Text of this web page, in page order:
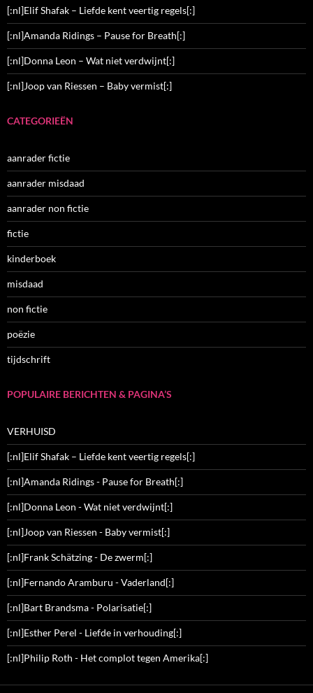
[:nl]Elif Shafak – Liefde kent veertig regels[:]
[:nl]Amanda Ridings – Pause for Breath[:]
[:nl]Donna Leon – Wat niet verdwijnt[:]
[:nl]Joop van Riessen – Baby vermist[:]
CATEGORIEËN
aanrader fictie
aanrader misdaad
aanrader non fictie
fictie
kinderboek
misdaad
non fictie
poëzie
tijdschrift
POPULAIRE BERICHTEN & PAGINA’S
VERHUISD
[:nl]Elif Shafak – Liefde kent veertig regels[:]
[:nl]Amanda Ridings - Pause for Breath[:]
[:nl]Donna Leon - Wat niet verdwijnt[:]
[:nl]Joop van Riessen - Baby vermist[:]
[:nl]Frank Schätzing - De zwerm[:]
[:nl]Fernando Aramburu - Vaderland[:]
[:nl]Bart Brandsma - Polarisatie[:]
[:nl]Esther Perel - Liefde in verhouding[:]
[:nl]Philip Roth - Het complot tegen Amerika[:]